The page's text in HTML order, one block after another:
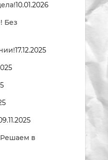
10.01.2026
Без
17.12.2025
в